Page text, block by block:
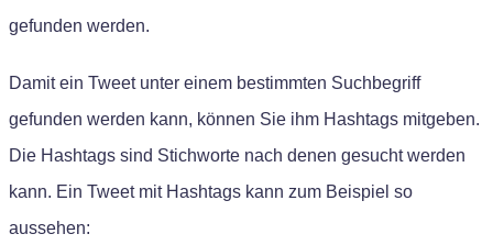
gefunden werden.
Damit ein Tweet unter einem bestimmten Suchbegriff
gefunden werden kann, können Sie ihm Hashtags mitgeben.
Die Hashtags sind Stichworte nach denen gesucht werden
kann. Ein Tweet mit Hashtags kann zum Beispiel so
aussehen: